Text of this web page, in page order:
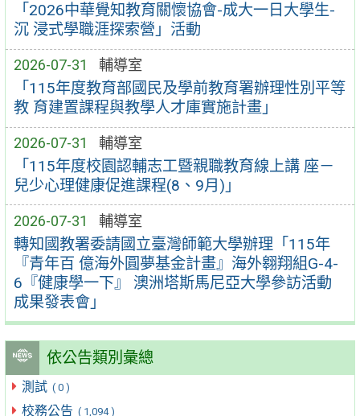
「2026中華覺知教育關懷協會-成大一日大學生-
沉 浸式學職涯探索營」活動
2026-07-31 輔導室
「115年度教育部國民及學前教育署辦理性別平等
教 育建置課程與教學人才庫實施計畫」
2026-07-31 輔導室
「115年度校園認輔志工暨親職教育線上講 座－
兒少心理健康促進課程(8、9月)」
2026-07-31 輔導室
轉知國教署委請國立臺灣師範大學辦理「115年
『青年百 億海外圓夢基金計畫』海外翱翔組G-4-
6『健康學一下』 澳洲塔斯馬尼亞大學參訪活動
成果發表會」
依公告類別彙總
測試 ( 0 )
校務公告 ( 1,094 )